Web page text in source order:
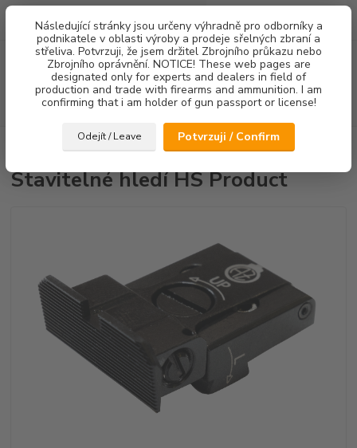
Následující stránky jsou určeny výhradně pro odborníky a
podnikatele v oblasti výroby a prodeje sřelných zbraní a
střeliva. Potvrzuji, že jsem držitel Zbrojního průkazu nebo
Zbrojního oprávnění. NOTICE! These web pages are
designated only for experts and dealers in field of
production and trade with firearms and ammunition. I am
confirming that i am holder of gun passport or license!
Odejít / Leave Potvrzuji / Confirm
Menu
Hledat
za0,00 Kč
Stavitelné hledí HS Product
Stavitelné hledí HS Product